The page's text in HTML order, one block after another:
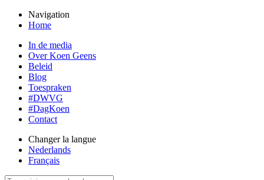
Navigation
Home
In de media
Over Koen Geens
Beleid
Blog
Toespraken
#DWVG
#DagKoen
Contact
Changer la langue
Nederlands
Français